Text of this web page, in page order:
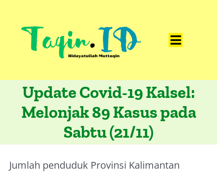
content
Toggle
Catatan
Artikel
Presentasi
Update Covid-19 Kalsel:
Melonjak 89 Kasus pada
Sabtu (21/11)
Jumlah penduduk Provinsi Kalimantan